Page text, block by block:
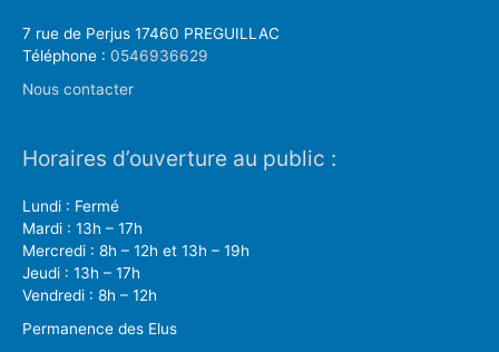
7 rue de Perjus 17460 PREGUILLAC
Téléphone : 0546936629
Nous contacter
Horaires d’ouverture au public :
Lundi : Fermé
Mardi : 13h – 17h
Mercredi : 8h – 12h et 13h – 19h
Jeudi : 13h – 17h
Vendredi : 8h – 12h
Permanence des Elus